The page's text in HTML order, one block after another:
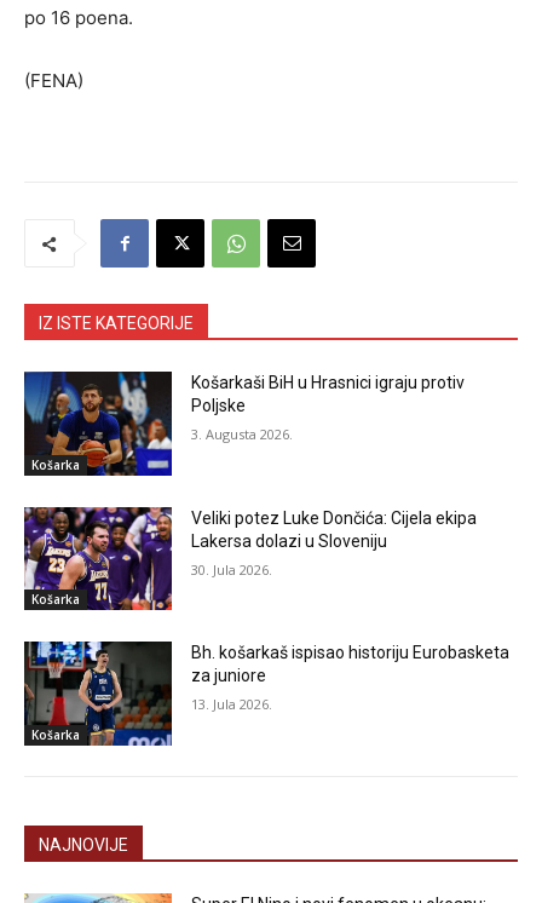
po 16 poena.
(FENA)
IZ ISTE KATEGORIJE
Košarka
Košarkaši BiH u Hrasnici igraju protiv
Poljske
3. Augusta 2026.
Košarka
Veliki potez Luke Dončića: Cijela ekipa
Lakersa dolazi u Sloveniju
30. Jula 2026.
Košarka
Bh. košarkaš ispisao historiju Eurobasketa
za juniore
13. Jula 2026.
NAJNOVIJE